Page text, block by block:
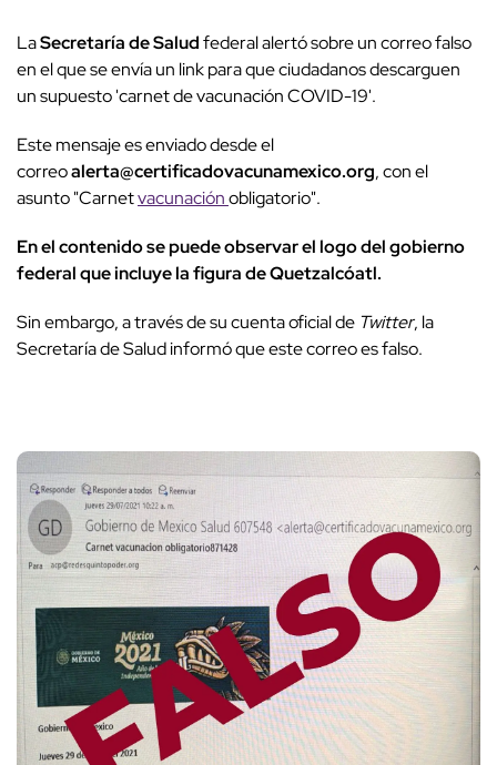
LaSecretaría de Saludfederal alertó sobre un correo falso
en el que se envía un link para que ciudadanos descarguen
un supuesto 'carnet de vacunación COVID-19'.
Este mensaje es enviado desde el
correoalerta@certificadovacunamexico.org, con el
asunto "Carnetvacunaciónobligatorio".
En el contenido se puede observar el logo del gobierno
federal que incluye la figura de Quetzalcóatl.
Sin embargo, a través de su cuenta oficial de Twitter, la
Secretaría de Salud informó que este correo es falso.